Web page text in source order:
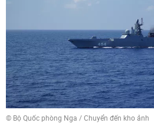
© Bộ Quốc phòng Nga /Chuyển đến kho ảnh